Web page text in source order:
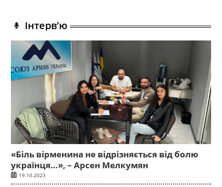
Інтерв’ю
«Біль вірменина не відрізняється від болю
українця…», – Арсен Мелкумян
19.10.2023